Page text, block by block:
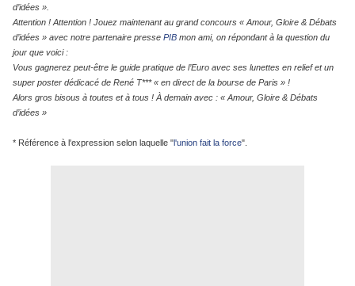
d’idées ».
Attention ! Attention ! Jouez maintenant au grand concours « Amour, Gloire & Débats
d’idées » avec notre partenaire presse PIB mon ami, on répondant à la question du
jour que voici :
Vous gagnerez peut-être le guide pratique de l’Euro avec ses lunettes en relief et un
super poster dédicacé de René T*** « en direct de la bourse de Paris » !
Alors gros bisous à toutes et à tous ! À demain avec : « Amour, Gloire & Débats
d’idées »
* Référence à l'expression selon laquelle "l'union fait la force".